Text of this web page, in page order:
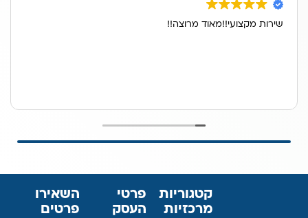
שירות מקצועי!!מאוד מרוצה!!
קטגוריות
מרכזיות
פרטי
העסק
השאירו
פרטים